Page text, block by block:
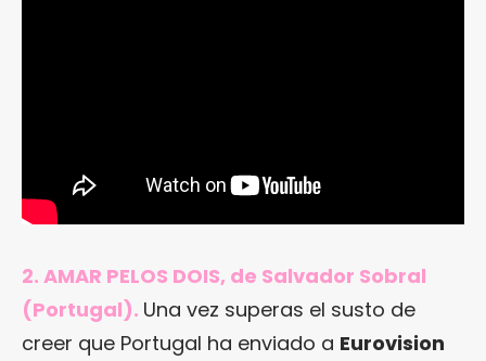
2. AMAR PELOS DOIS, de Salvador Sobral
(Portugal). Una vez superas el susto de
creer que Portugal ha enviado a Eurovision